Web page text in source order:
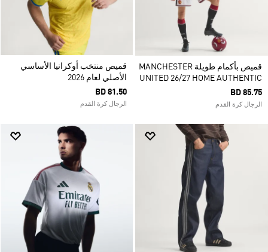
قميص بأكمام طويلة MANCHESTER
UNITED 26/27 HOME AUTHENTIC
BD 85.75
الرجال كرة القدم
قميص منتخب أوكرانيا الأساسي
الأصلي لعام 2026
BD 81.50
الرجال كرة القدم